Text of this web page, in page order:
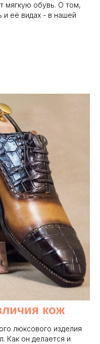
мягкую обувь. О том,
и её видах - в нашей
кож
люксового изделия
Как он делается и